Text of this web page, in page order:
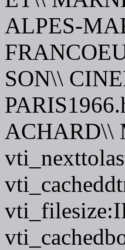
ALPES-
SON\\
ACHARD\\